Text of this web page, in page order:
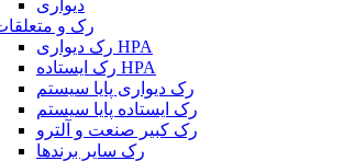
دیواری
رک و
رک دیواری HPA
رک ایستاده HPA
رک دیواری پایا سیستم
رک ایستاده پایا سیستم
رک کبیر صنعت و آلترو
رک سایر برندها